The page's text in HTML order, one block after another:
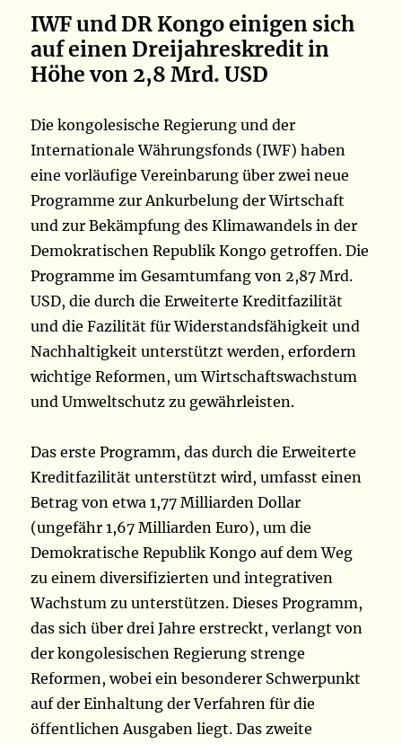
IWF und DR Kongo einigen sich
auf einen Dreijahreskredit in
Höhe von 2,8 Mrd. USD
Die kongolesische Regierung und der
Internationale Währungsfonds (IWF) haben
eine vorläufige Vereinbarung über zwei neue
Programme zur Ankurbelung der Wirtschaft
und zur Bekämpfung des Klimawandels in der
Demokratischen Republik Kongo getroffen. Die
Programme im Gesamtumfang von 2,87 Mrd.
USD, die durch die Erweiterte Kreditfazilität
und die Fazilität für Widerstandsfähigkeit und
Nachhaltigkeit unterstützt werden, erfordern
wichtige Reformen, um Wirtschaftswachstum
und Umweltschutz zu gewährleisten.
Das erste Programm, das durch die Erweiterte
Kreditfazilität unterstützt wird, umfasst einen
Betrag von etwa 1,77 Milliarden Dollar
(ungefähr 1,67 Milliarden Euro), um die
Demokratische Republik Kongo auf dem Weg
zu einem diversifizierten und integrativen
Wachstum zu unterstützen. Dieses Programm,
das sich über drei Jahre erstreckt, verlangt von
der kongolesischen Regierung strenge
Reformen, wobei ein besonderer Schwerpunkt
auf der Einhaltung der Verfahren für die
öffentlichen Ausgaben liegt. Das zweite